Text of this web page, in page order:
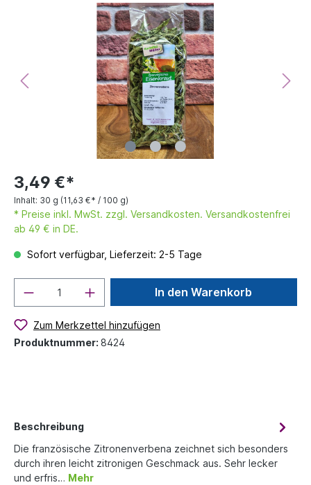
3,49 €*
Inhalt: 30 g (11,63 €* / 100 g)
* Preise inkl. MwSt. zzgl. Versandkosten. Versandkostenfrei
ab 49 € in DE.
Sofort verfügbar, Lieferzeit: 2-5 Tage
In den Warenkorb
Zum Merkzettel hinzufügen
Produktnummer: 8424
Beschreibung
Die französische Zitronenverbena zeichnet sich besonders
durch ihren leicht zitronigen Geschmack aus. Sehr lecker
und erfris… Mehr